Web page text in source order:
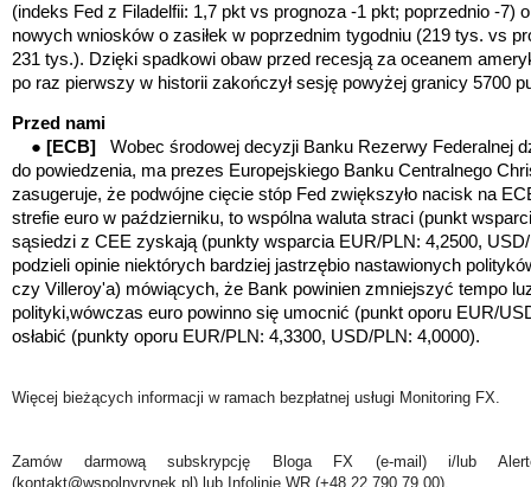
(indeks Fed z Filadelfii: 1,7 pkt vs prognoza -1 pkt; poprzednio -7)
nowych wniosków o zasiłek w poprzednim tygodniu (219 tys. vs
231 tys.). Dzięki spadkowi obaw przed recesją za oceanem
po raz pierwszy w historii zakończył sesję powyżej granicy 5700
Przed nami
● [ECB]
Wobec środowej decyzji Banku Rezerwy Federalnej
do powiedzenia, ma prezes Europejskiego Banku Centralnego
zasugeruje, że podwójne cięcie stóp Fed zwiększyło nacisk na
strefie euro w październiku, to wspólna waluta straci (punkt
sąsiedzi z CEE zyskają (punkty wsparcia EUR/PLN: 4,2500,
podzieli opinie niektórych bardziej jastrzębio nastawionych
czy Villeroy'a) mówiących, że Bank powinien zmniejszyć tempo
polityki,wówczas euro powinno się umocnić (punkt oporu EUR/
osłabić (punkty oporu EUR/PLN: 4,3300, USD/PLN: 4,0000).
Więcej bieżących informacji w ramach bezpłatnej usługi Monitoring FX.
Zamów darmową subskrypcję Bloga FX (e-mail) i/lub
(kontakt@wspolnyrynek.pl) lub Infolinię WR (+48 22 790 79 00).